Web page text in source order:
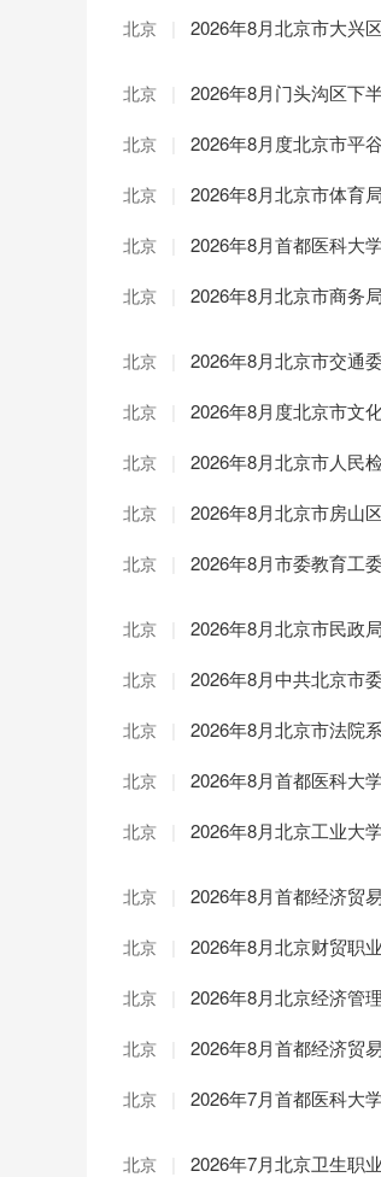
北京 2026年8月北京市大兴
北京 2026年8月门头沟区下
北京 2026年8月度北京市平
北京 2026年8月北京市体育
北京 2026年8月首都医科大
北京 2026年8月北京市商务
北京 2026年8月北京市交通
北京 2026年8月度北京市文
北京 2026年8月北京市人民
北京 2026年8月北京市房山
北京 2026年8月市委教育工
北京 2026年8月北京市民政
北京 2026年8月中共北京市
北京 2026年8月北京市法院
北京 2026年8月首都医科大
北京 2026年8月北京工业大
北京 2026年8月首都经济贸
北京 2026年8月北京财贸职
北京 2026年8月北京经济管
北京 2026年8月首都经济贸
北京 2026年7月首都医科大
北京 2026年7月北京卫生职